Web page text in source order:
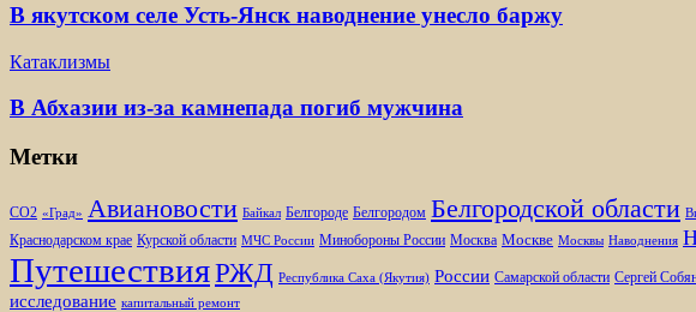
В якутском селе Усть-Янск наводнение унесло баржу
Катаклизмы
В Абхазии из-за камнепада погиб мужчина
Метки
CO2 «Град» Авиановости Байкал Белгороде Белгородом Белгородской области
Краснодарском крае Курской области МЧС России Минобороны России Москва Москве Москвы Наводнения
ПутешествияРЖД Республика Саха (Якутия) России Самарской области Сергей
исследование капитальный ремонт